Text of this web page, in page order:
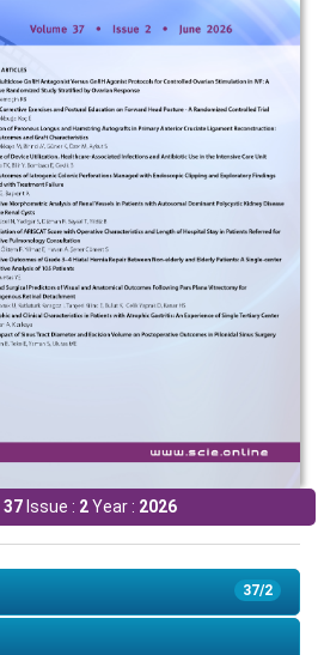
37Issue : 2Year : 2026
37/2